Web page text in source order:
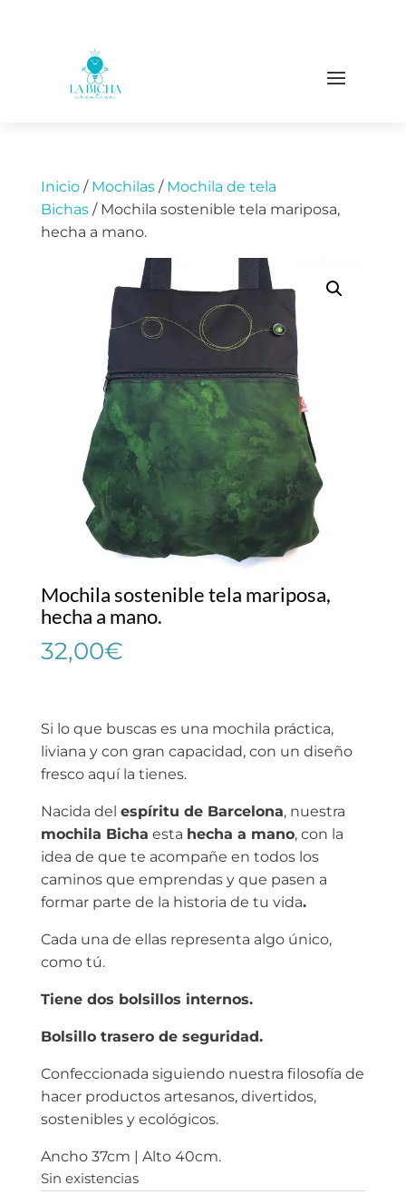
Inicio/ Mochilas/ Mochila de tela
Bichas/ Mochila sostenible tela mariposa,
hecha a mano.
Mochila sostenible tela mariposa,
hecha a mano.
32,00€
Si lo que buscas es una mochila práctica,
liviana y con gran capacidad, con un diseño
fresco aquí la tienes.
Nacida del espíritu de Barcelona, nuestra
mochila Bicha esta hecha a mano, con la
idea de que te acompañe en todos los
caminos que emprendas y que pasen a
formar parte de la historia de tu vida.
Cada una de ellas representa algo único,
como tú.
Tiene dos bolsillos internos.
Bolsillo trasero de seguridad.
Confeccionada siguiendo nuestra filosofía de
hacer productos artesanos, divertidos,
sostenibles y ecológicos.
Ancho 37cm | Alto 40cm.
Sin existencias